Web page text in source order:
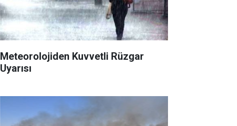
Meteorolojiden Kuvvetli Rüzgar
Uyarısı